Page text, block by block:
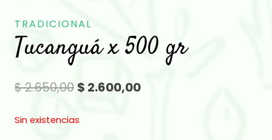
TRADICIONAL
Tucanguá x 500 gr
$2.650,00 El
$ 2.600,00El
Sin existencias